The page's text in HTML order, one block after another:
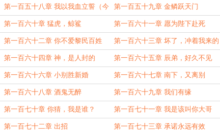
犯错误
第一百五十八章 我以我血立誓（今
天先4k，明天给大家多更点）
第一百五十九章 金鳞跃天门
第一百六十章 猛虎，鲸鲨 第一百六十一章 愿为陛下赴死
第一百六十二章 你不爱黎民百姓 第一百六十三章 坏了，冲着我来的
第一百六十四章 神，是人封的 第一百六十五章 辰弟，好久不见
第一百六十六章 小别胜新婚 第一百六十七章 南下，又离别
第一百六十八章 酒鬼无醉 第一百六十九章 我们有缘
第一百七十章 你猜，我是谁？ 第一百七十一章 我是该叫你大哥
呢？还是该叫你陛下呢？
第一百七十二章 出招 第一百七十三章 承诺永远有效